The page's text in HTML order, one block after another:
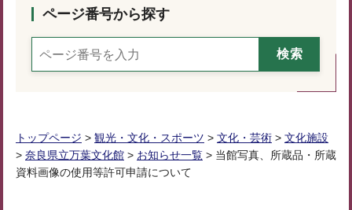
ページ番号から探す
トップページ > 観光・文化・スポーツ > 文化・芸術 > 文化施設
> 奈良県立万葉文化館 > お知らせ一覧 > 当館写真、所蔵品・所蔵
資料画像の使用等許可申請について